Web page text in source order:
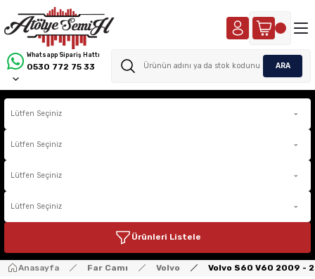
Whatsapp Sipariş Hattı
0530 772 75 33 ARA
Ürünleri Listele
Anasayfa Far Camı Volvo Volvo S60 V60 2009 -